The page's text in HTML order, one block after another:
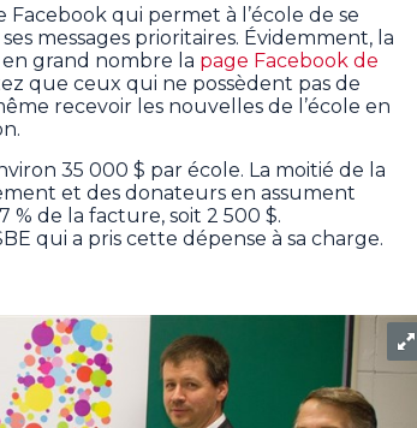
qui permet à l’école de se
messages prioritaires. Évidemment, la
grand nombre la page Facebook de
que ceux qui ne possèdent pas de
recevoir les nouvelles de l’école en
35 000 $ par école. La moitié de la
et des donateurs en assument
% de la facture, soit 2 500 $.
qui a pris cette dépense à sa charge.